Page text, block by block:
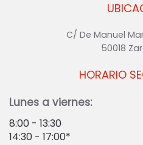
C/ De Manuel
50018
HORARIO
Lunes a viernes:
8:00 - 13:30
14:30 - 17:00*